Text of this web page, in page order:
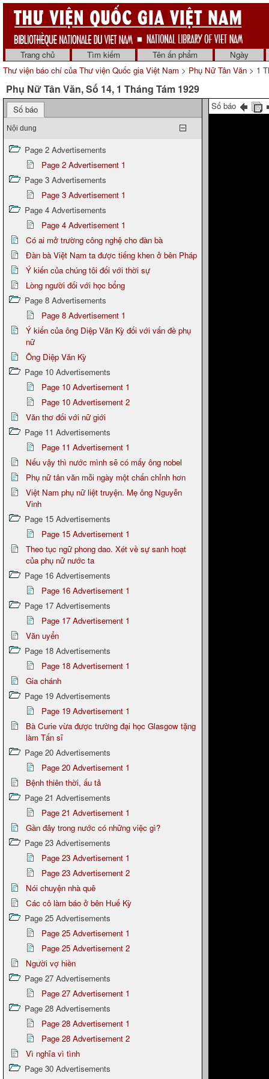
Trang chủ Tìm kiếm Tên ấn phẩm
Ngày
Thư viện báo chí của Thư viện Quốc gia Việt Nam > Phụ Nữ Tân Văn > 1
Phụ Nữ Tân Văn, Số 14, 1 Tháng Tám 1929
Số báo
Nội dung
Page 2 Advertisements
Page 2 Advertisement 1
Page 3 Advertisements
Page 3 Advertisement 1
Page 4 Advertisements
Page 4 Advertisement 1
Có ai mở trường công nghệ cho đàn bà
Đàn bà Việt Nam ta được tiếng khen ở bên Pháp
Ý kiến của chúng tôi đối với thời sự
Lòng người đối với học bổng
Page 8 Advertisements
Page 8 Advertisement 1
Ý kiến của ông Diệp Văn Kỳ đối với vấn đề phụ
nữ
Ông Diệp Văn Kỳ
Page 10 Advertisements
Page 10 Advertisement 1
Page 10 Advertisement 2
Văn thơ đối với nữ giới
Page 11 Advertisements
Page 11 Advertisement 1
Nếu vậy thì nước mình sẽ có mấy ông nobel
Phụ nữ tân văn mỗi ngày một chấn chỉnh hơn
Việt Nam phụ nữ liệt truyện. Mẹ ông Nguyễn
Vinh
Page 15 Advertisements
Page 15 Advertisement 1
Theo tục ngữ phong dao. Xét về sự sanh hoạt
của phụ nữ nước ta
Page 16 Advertisements
Page 16 Advertisement 1
Page 17 Advertisements
Page 17 Advertisement 1
Văn uyển
Page 18 Advertisements
Page 18 Advertisement 1
Gia chánh
Page 19 Advertisements
Page 19 Advertisement 1
Bà Curie vừa được trường đại học Glasgow tặng
làm Tấn sĩ
Page 20 Advertisements
Page 20 Advertisement 1
Bệnh thiên thời, ấu tả
Page 21 Advertisements
Page 21 Advertisement 1
Gần đây trong nước có những việc gì?
Page 23 Advertisements
Page 23 Advertisement 1
Page 23 Advertisement 2
Nói chuyện nhà quê
Các cô làm báo ở bên Huế Kỳ
Page 25 Advertisements
Page 25 Advertisement 1
Page 25 Advertisement 2
Người vợ hiền
Page 27 Advertisements
Page 27 Advertisement 1
Page 28 Advertisements
Page 28 Advertisement 1
Page 28 Advertisement 2
Vì nghĩa vì tình
Page 30 Advertisements
Số báo